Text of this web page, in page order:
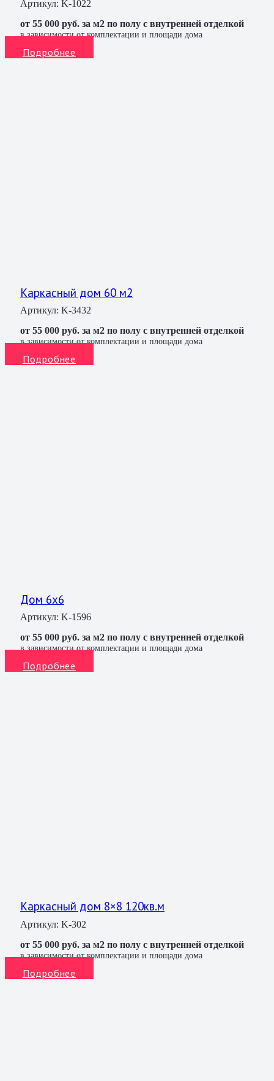
Артикул: K-1022
от 55 000 руб. за м2 по полу с внутренней отделкой
в зависимости от комплектации и площади дома
Подробнее
Каркасный дом 60 м2
Артикул: K-3432
от 55 000 руб. за м2 по полу с внутренней отделкой
в зависимости от комплектации и площади дома
Подробнее
Дом 6х6
Артикул: K-1596
от 55 000 руб. за м2 по полу с внутренней отделкой
в зависимости от комплектации и площади дома
Подробнее
Каркасный дом 8×8 120кв.м
Артикул: K-302
от 55 000 руб. за м2 по полу с внутренней отделкой
в зависимости от комплектации и площади дома
Подробнее